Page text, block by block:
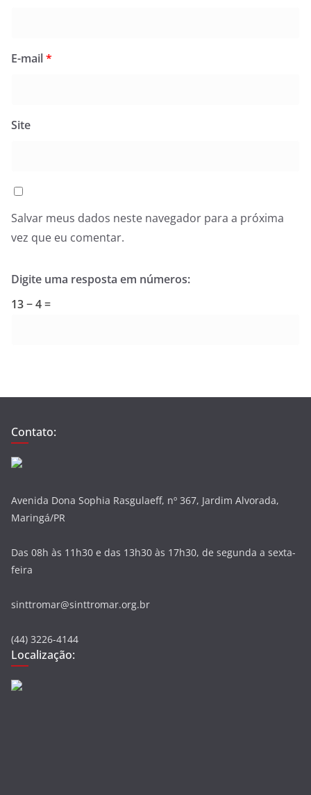
E-mail*
Site
Salvar meus dados neste navegador para a próxima
vez que eu comentar.
Digite uma resposta em números:
13 − 4 =
Contato:
Avenida Dona Sophia Rasgulaeff, nº 367, Jardim Alvorada,
Maringá/PR
Das 08h às 11h30 e das 13h30 às 17h30, de segunda a sexta-
feira
sinttromar@sinttromar.org.br
(44) 3226-4144
Localização: